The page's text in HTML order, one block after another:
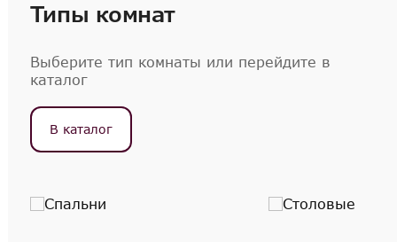
Типы комнат
Выберите тип комнаты или перейдите в
каталог
В каталог